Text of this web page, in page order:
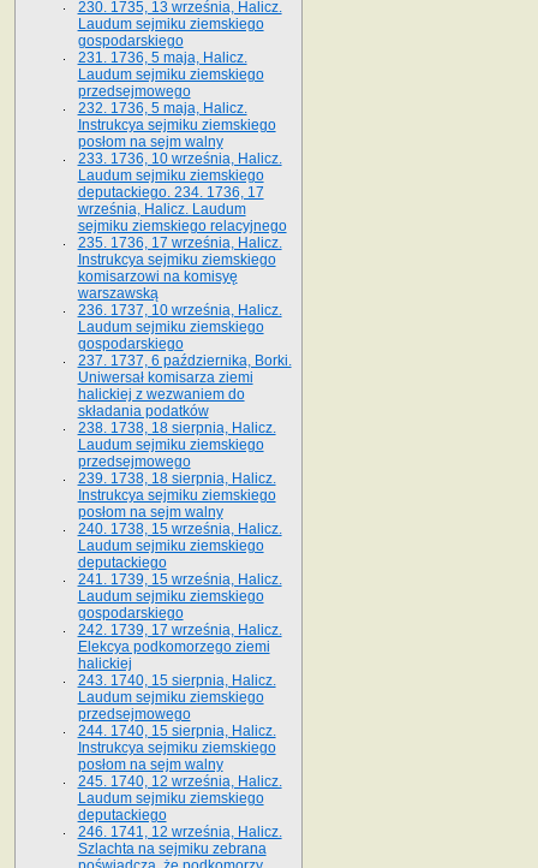
230. 1735, 13 września, Halicz.
Laudum sejmiku ziemskiego
gospodarskiego
231. 1736, 5 maja, Halicz.
Laudum sejmiku ziemskiego
przedsejmowego
232. 1736, 5 maja, Halicz.
Instrukcya sejmiku ziemskiego
posłom na sejm walny
233. 1736, 10 września, Halicz.
Laudum sejmiku ziemskiego
deputackiego. 234. 1736, 17
września, Halicz. Laudum
sejmiku ziemskiego relacyjnego
235. 1736, 17 września, Halicz.
Instrukcya sejmiku ziemskiego
komisarzowi na komisyę
warszawską
236. 1737, 10 września, Halicz.
Laudum sejmiku ziemskiego
gospodarskiego
237. 1737, 6 października, Borki.
Uniwersał komisarza ziemi
halickiej z wezwaniem do
składania podatków
238. 1738, 18 sierpnia, Halicz.
Laudum sejmiku ziemskiego
przedsejmowego
239. 1738, 18 sierpnia, Halicz.
Instrukcya sejmiku ziemskiego
posłom na sejm walny
240. 1738, 15 września, Halicz.
Laudum sejmiku ziemskiego
deputackiego
241. 1739, 15 września, Halicz.
Laudum sejmiku ziemskiego
gospodarskiego
242. 1739, 17 września, Halicz.
Elekcya podkomorzego ziemi
halickiej
243. 1740, 15 sierpnia, Halicz.
Laudum sejmiku ziemskiego
przedsejmowego
244. 1740, 15 sierpnia, Halicz.
Instrukcya sejmiku ziemskiego
posłom na sejm walny
245. 1740, 12 września, Halicz.
Laudum sejmiku ziemskiego
deputackiego
246. 1741, 12 września, Halicz.
Szlachta na sejmiku zebrana